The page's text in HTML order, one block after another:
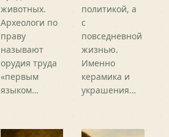
животных.
Археологи по
праву
называют
орудия труда
«первым
языком…
политикой, а
с
повседневной
жизнью.
Именно
керамика и
украшения…